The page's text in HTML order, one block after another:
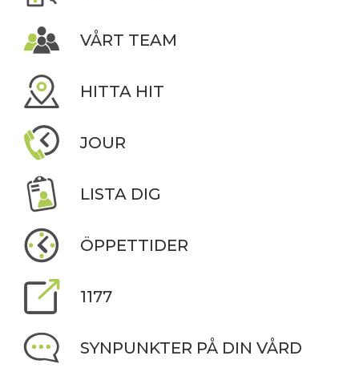
VÅRT TEAM
HITTA HIT
JOUR
LISTA DIG
ÖPPETTIDER
1177
SYNPUNKTER PÅ DIN VÅRD